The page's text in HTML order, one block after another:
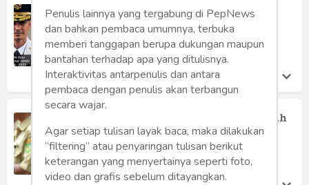
Besar, Pengaruh Politik Dinasti
terhadap Korupsi
Kasihanto Anto
Rabu 19 Dec, 2018
Mental Sebagian Kepala Daerah, Jarah
Keuangan Daerah
Kasihanto Anto
Kamis 13 Dec, 2018
Penulis lainnya yang tergabung di PepNews
dan bahkan pembaca umumnya, terbuka
memberi tanggapan berupa dukungan maupun
bantahan terhadap apa yang ditulisnya.
Interaktivitas antarpenulis dan antara
pembaca dengan penulis akan terbangun
secara wajar.
Agar setiap tulisan layak baca, maka dilakukan
“filtering” atau penyaringan tulisan berikut
keterangan yang menyertainya seperti foto,
video dan grafis sebelum ditayangkan.